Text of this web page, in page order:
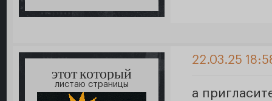
этот который
листаю страницы
22.03.25
а